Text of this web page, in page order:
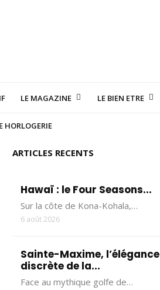
LE MAGAZINE LE BIEN ETRE
HORLOGERIE
ARTICLES RECENTS
Hawaï : le Four Seasons...
Sur la côte de Kona-Kohala,…
6 août 2026
Sainte-Maxime, l’élégance
discrète de la...
Face au mythique golfe de…